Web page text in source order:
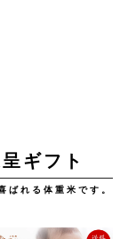
ギフト
ばれる体重米です。